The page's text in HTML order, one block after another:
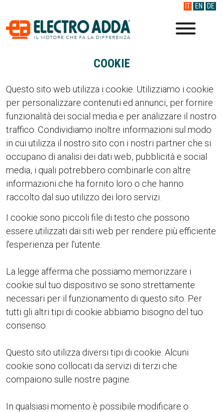
IT EN DE
COOKIE
Questo sito web utilizza i cookie. Utilizziamo i cookie
per personalizzare contenuti ed annunci, per fornire
funzionalità dei social media e per analizzare il nostro
traffico. Condividiamo inoltre informazioni sul modo
in cui utilizza il nostro sito con i nostri partner che si
occupano di analisi dei dati web, pubblicità e social
media, i quali potrebbero combinarle con altre
informazioni che ha fornito loro o che hanno
raccolto dal suo utilizzo dei loro servizi.
I cookie sono piccoli file di testo che possono
essere utilizzati dai siti web per rendere più efficiente
l'esperienza per l'utente.
La legge afferma che possiamo memorizzare i
cookie sul tuo dispositivo se sono strettamente
necessari per il funzionamento di questo sito. Per
tutti gli altri tipi di cookie abbiamo bisogno del tuo
consenso.
Questo sito utilizza diversi tipi di cookie. Alcuni
cookie sono collocati da servizi di terzi che
compaiono sulle nostre pagine.
In qualsiasi momento è possibile modificare o